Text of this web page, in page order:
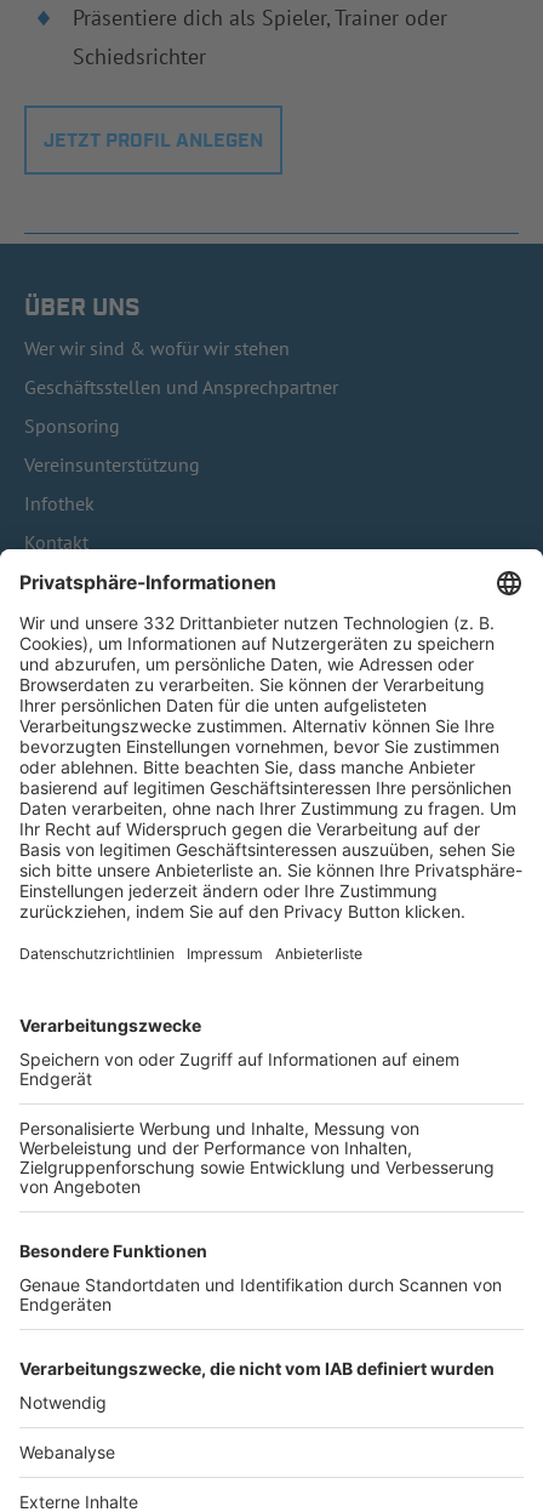
Präsentiere dich als Spieler, Trainer oder
Schiedsrichter
JETZT PROFIL ANLEGEN
ÜBER UNS
Wer wir sind & wofür wir stehen
Geschäftsstellen und Ansprechpartner
Sponsoring
Vereinsunterstützung
Infothek
Kontakt
HÄUFIG BESUCHTE SEITEN
Pässe und Vereinswechsel
Trainerausbildung
Schulungsangebot Vereinsmitarbeiter
BFV-Geschäftsstellen
Trainerbörse
Login SpielPlus
FOLGE DEM BFV
TOP-VEREINE
TOP-PARTNER
Nutzungsbedingungen Datenschutz Impressum